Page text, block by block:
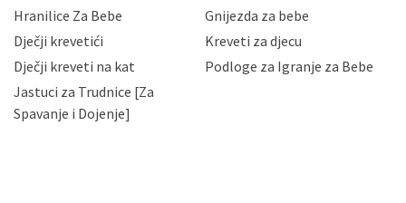
slučajevima koji su dozvoljeni zakonima. Napominjemo
da možete u svako doba, u potpunosti ili djelomice,
zatražiti prestanak aktivnosti obrade Vaših osobnih
podataka. Opoziv privole možete podnijeti poštom na
gore navedenu adresu ili e-mailom na adresu:
Hranilice Za Bebe
Gnijezda za bebe
Dječji krevetići
Kreveti za djecu
Dječji kreveti na kat
Podloge za Igranje za Bebe
Jastuci za Trudnice [Za
Spavanje i Dojenje]